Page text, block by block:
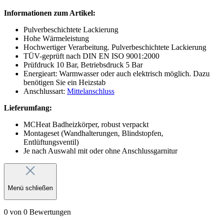
Informationen zum Artikel:
Pulverbeschichtete Lackierung
Hohe Wärmeleistung
Hochwertiger Verarbeitung. Pulverbeschichtete Lackierung
TÜV-geprüft nach DIN EN ISO 9001:2000
Prüfdruck 10 Bar, Betriebsdruck 5 Bar
Energieart: Warmwasser oder auch elektrisch möglich. Dazu
benötigen Sie ein Heizstab
Anschlussart: Mittelanschluss
Lieferumfang:
MCHeat Badheizkörper, robust verpackt
Montageset (Wandhalterungen, Blindstopfen,
Entlüftungsventil)
Je nach Auswahl mit oder ohne Anschlussgarnitur
Menü schließen
0 von 0 Bewertungen